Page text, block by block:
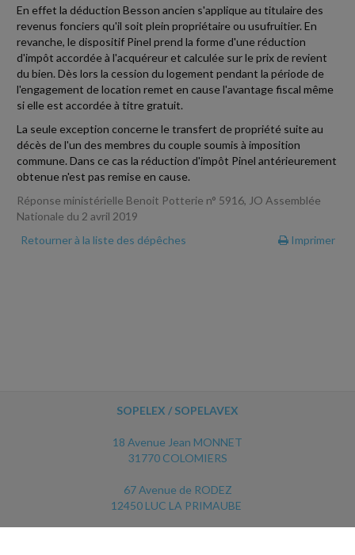
En effet la déduction Besson ancien s'applique au titulaire des
revenus fonciers qu'il soit plein propriétaire ou usufruitier. En
revanche, le dispositif Pinel prend la forme d'une réduction
d'impôt accordée à l'acquéreur et calculée sur le prix de revient
du bien. Dès lors la cession du logement pendant la période de
l'engagement de location remet en cause l'avantage fiscal même
si elle est accordée à titre gratuit.
La seule exception concerne le transfert de propriété suite au
décès de l'un des membres du couple soumis à imposition
commune. Dans ce cas la réduction d'impôt Pinel antérieurement
obtenue n'est pas remise en cause.
Réponse ministérielle Benoit Potterie n° 5916, JO Assemblée
Nationale du 2 avril 2019
Retourner à la liste des dépêches
Imprimer
SOPELEX / SOPELAVEX
18 Avenue Jean MONNET
31770 COLOMIERS
67 Avenue de RODEZ
12450 LUC LA PRIMAUBE